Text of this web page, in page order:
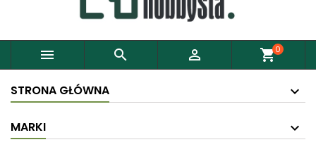
   shopping_cart0
STRONA GŁÓWNA
MARKI